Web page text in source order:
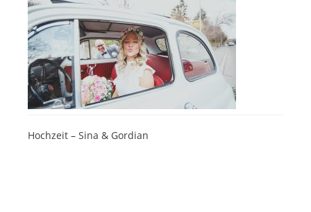
Hochzeit – Sina & Gordian